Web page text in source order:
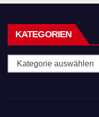
KATEGORIEN
Kategorien